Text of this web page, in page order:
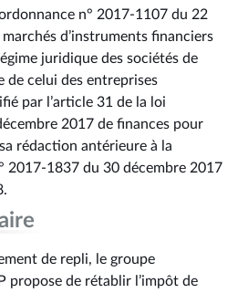
n° 2017‑1107 du 22
d’instruments financiers
juridique des sociétés de
de celui des entreprises
par l’article 31 de la loi
2017 de finances pour
rédaction antérieure à la
2017‑1837 du 30 décembre 2017
de repli, le groupe
propose de rétablir l’impôt de